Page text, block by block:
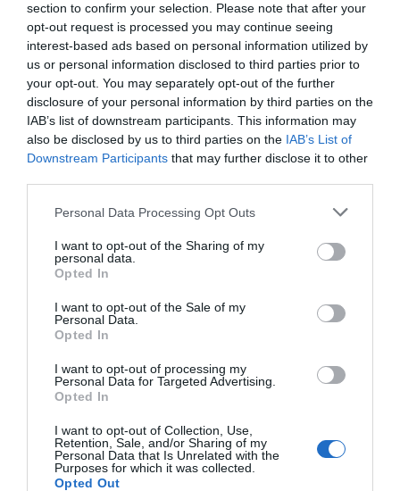
section to confirm your selection. Please note that after your
opt-out request is processed you may continue seeing
interest-based ads based on personal information utilized by
us or personal information disclosed to third parties prior to
your opt-out. You may separately opt-out of the further
disclosure of your personal information by third parties on the
IAB’s list of downstream participants. This information may
also be disclosed by us to third parties on the IAB’s List of
Downstream Participants that may further disclose it to other
Personal Data Processing Opt Outs
I want to opt-out of the Sharing of my
personal data.
Opted In
I want to opt-out of the Sale of my
Personal Data.
Opted In
I want to opt-out of processing my
Personal Data for Targeted Advertising.
Opted In
I want to opt-out of Collection, Use,
Retention, Sale, and/or Sharing of my
Personal Data that Is Unrelated with the
Purposes for which it was collected.
Opted Out
Compartir
Imprimir
2Playbook Club